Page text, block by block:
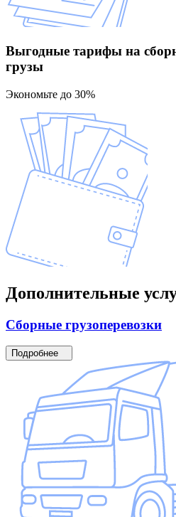
Выгодные тарифы на
грузы
Экономьте до 30%
Дополнительные
Сборные грузоперевозки
Подробнее